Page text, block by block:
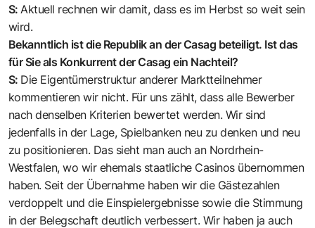
S: Aktuell rechnen wir damit, dass es im Herbst so weit sein
wird.
Bekanntlich ist die Republik an der Casag beteiligt. Ist das
für Sie als Konkurrent der Casag ein Nachteil?
S: Die Eigentümerstruktur anderer Marktteilnehmer
kommentieren wir nicht. Für uns zählt, dass alle Bewerber
nach denselben Kriterien bewertet werden. Wir sind
jedenfalls in der Lage, Spielbanken neu zu denken und neu
zu positionieren. Das sieht man auch an Nordrhein-
Westfalen, wo wir ehemals staatliche Casinos übernommen
haben. Seit der Übernahme haben wir die Gästezahlen
verdoppelt und die Einspielergebnisse sowie die Stimmung
in der Belegschaft deutlich verbessert. Wir haben ja auch